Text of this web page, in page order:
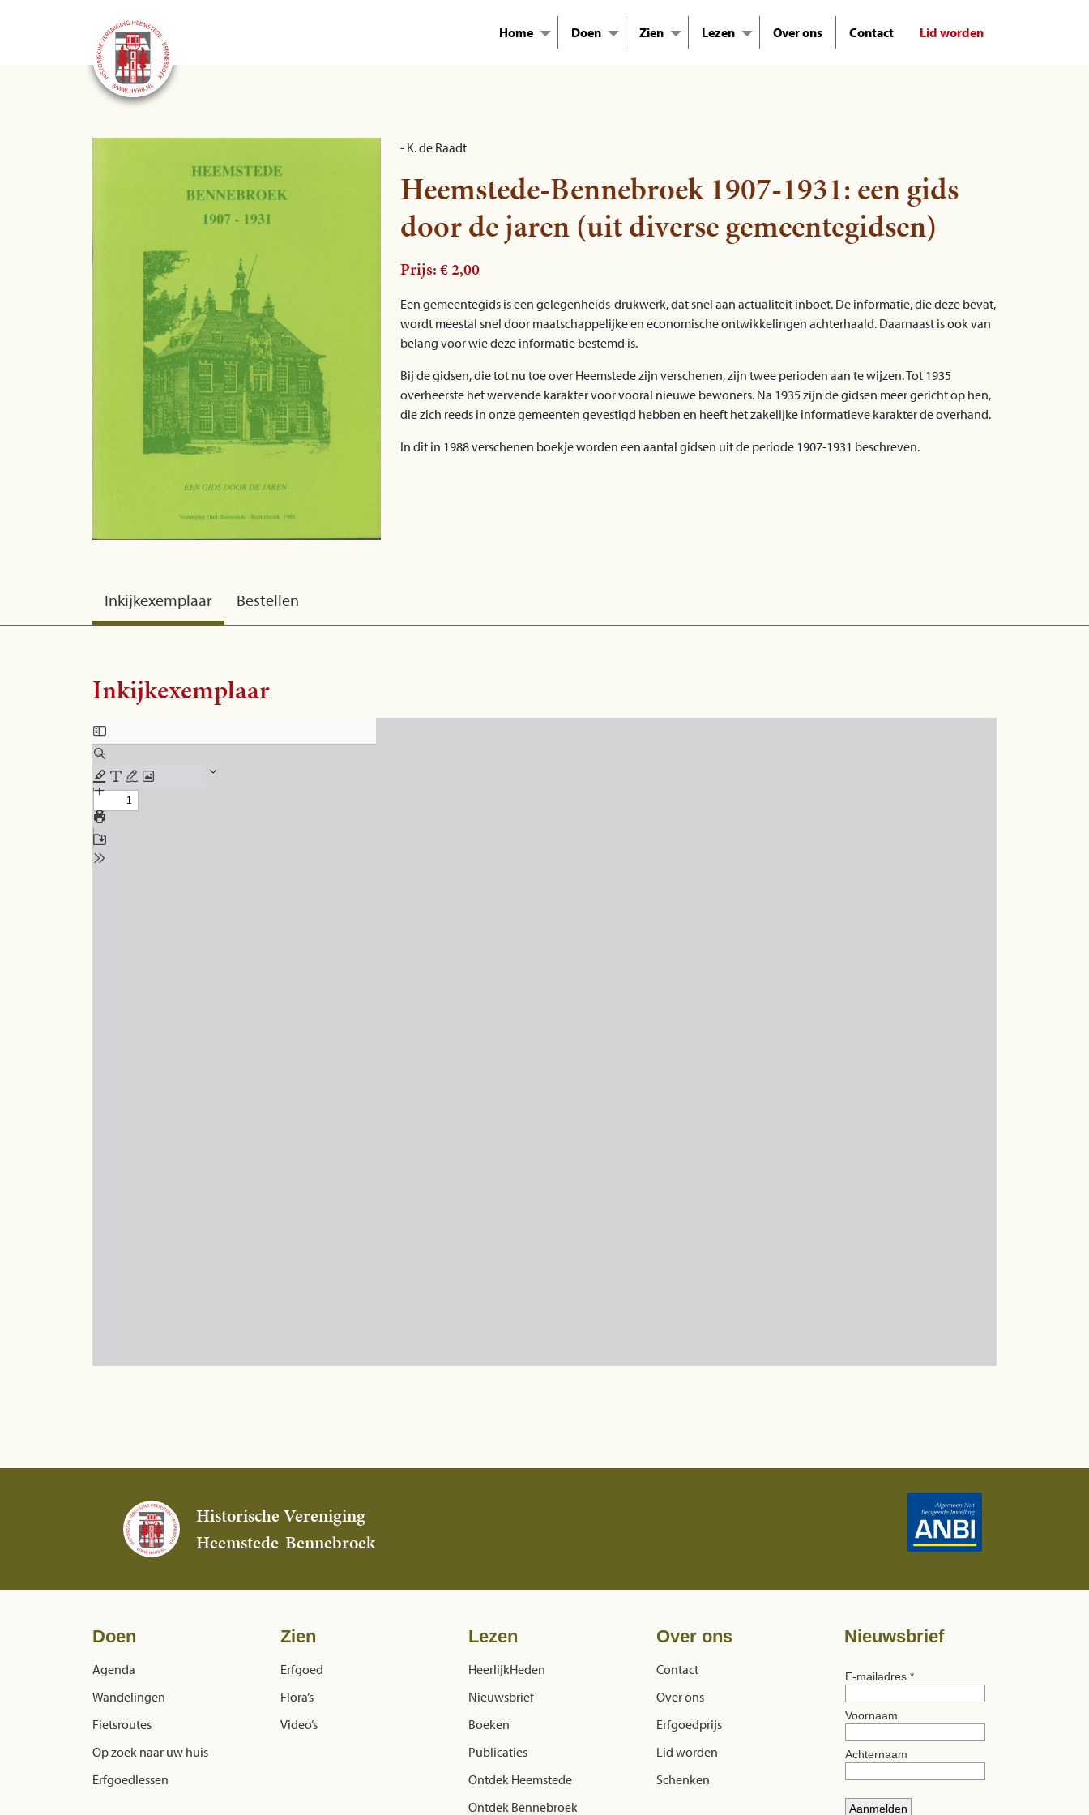
Home Doen Zien Lezen Over ons Contact Lid worden
- K. de Raadt
Heemstede-Bennebroek 1907-1931: een gids
door de jaren (uit diverse gemeentegidsen)
Prijs: € 2,00
Een gemeentegids is een gelegenheids-drukwerk, dat snel aan actualiteit inboet. De informatie, die deze bevat,
wordt meestal snel door maatschappelijke en economische ontwikkelingen achterhaald. Daarnaast is ook van
belang voor wie deze informatie bestemd is.
Bij de gidsen, die tot nu toe over Heemstede zijn verschenen, zijn twee perioden aan te wijzen. Tot 1935
overheerste het wervende karakter voor vooral nieuwe bewoners. Na 1935 zijn de gidsen meer gericht op hen,
die zich reeds in onze gemeenten gevestigd hebben en heeft het zakelijke informatieve karakter de overhand.
In dit in 1988 verschenen boekje worden een aantal gidsen uit de periode 1907-1931 beschreven.
Inkijkexemplaar Bestellen
Inkijkexemplaar
Skip to PDF content
Historische Vereniging
Heemstede-Bennebroek
Doen
Agenda
Wandelingen
Fietsroutes
Op zoek naar uw huis
Erfgoedlessen
Zien
Erfgoed
Flora’s
Video’s
Lezen
HeerlijkHeden
Nieuwsbrief
Boeken
Publicaties
Ontdek Heemstede
Ontdek Bennebroek
Over ons
Contact
Over ons
Erfgoedprijs
Lid worden
Schenken
Nieuwsbrief